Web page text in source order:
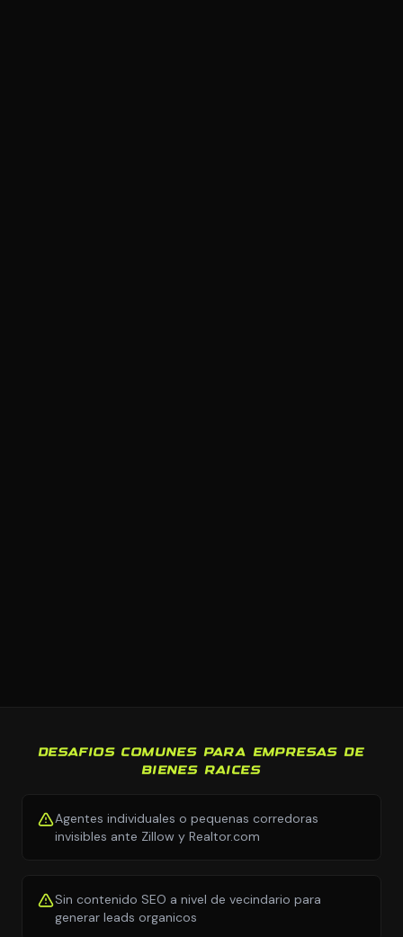
DESAFIOS COMUNES PARA EMPRESAS DE
BIENES RAICES
Agentes individuales o pequenas corredoras
invisibles ante Zillow y Realtor.com
Sin contenido SEO a nivel de vecindario para
generar leads organicos